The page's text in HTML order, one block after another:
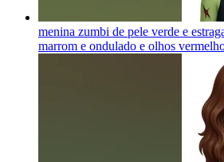
menina zumbi de pele verde e
marrom e ondulado e olhos